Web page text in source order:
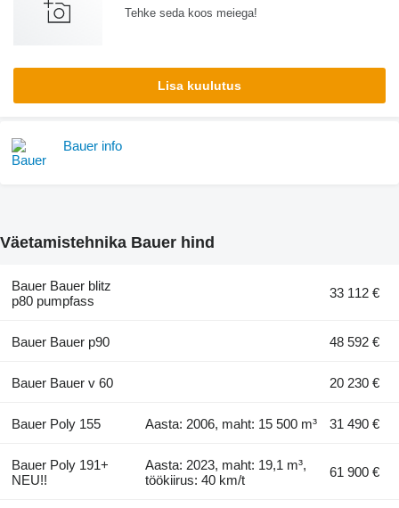
Tehke seda koos meiega!
Lisa kuulutus
Bauer info
Väetamistehnika Bauer hind
Bauer Bauer blitz
p80 pumpfass
33 112 €
Bauer Bauer p90 48 592 €
Bauer Bauer v 60 20 230 €
Bauer Poly 155 Aasta: 2006, maht: 15 500 m³ 31 490 €
Bauer Poly 191+
NEU!!
Aasta: 2023, maht: 19,1 m³,
töökiirus: 40 km/t
61 900 €